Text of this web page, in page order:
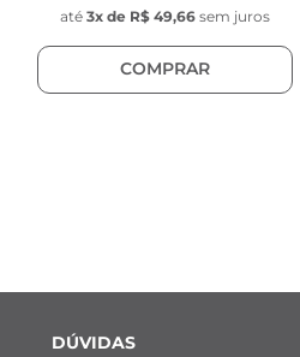
até 3x de R$ 49,66 sem juros
COMPRAR
DÚVIDAS